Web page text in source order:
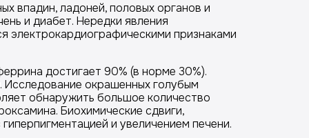
впадин, ладоней, половых органов и
и диабет. Нередки явления
электрокардиографическими признаками
достигает 90% (в норме 30%).
Исследование окрашенных голубым
обнаружить большое количество
Биохимические сдвиги,
и увеличением печени.